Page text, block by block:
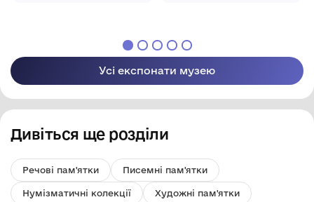
Усі експонати музею
Дивіться ще розділи
Речові пам'ятки Писемні пам'ятки
Нумізматичні колекції Художні пам'ятки